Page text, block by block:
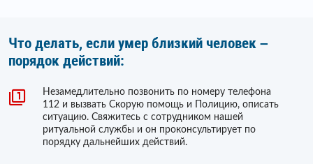
Что делать, если умер близкий человек –
порядок действий:
Незамедлительно позвонить по номеру телефона
112 и вызвать Скорую помощь и Полицию, описать
ситуацию. Свяжитесь с сотрудником нашей
ритуальной службы и он проконсультирует по
порядку дальнейших действий.